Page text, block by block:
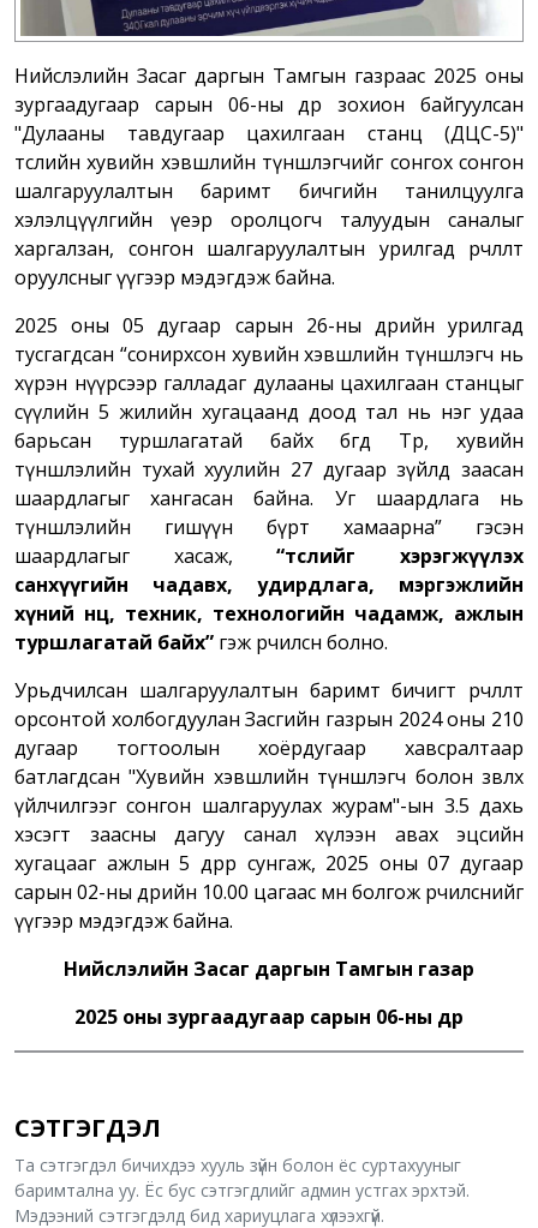
Нийслэлийн Засаг даргын Тамгын газраас 2025 оны
зургаадугаар сарын 06-ны өдөр зохион байгуулсан
"Дулааны тавдугаар цахилгаан станц (ДЦС-5)"
төслийн хувийн хэвшлийн түншлэгчийг сонгох сонгон
шалгаруулалтын баримт бичгийн танилцуулга
хэлэлцүүлгийн үеэр оролцогч талуудын саналыг
харгалзан, сонгон шалгаруулалтын урилгад өөрчлөлт
оруулсныг үүгээр мэдэгдэж байна.
2025 оны 05 дугаар сарын 26-ны өдрийн урилгад
тусгагдсан “сонирхсон хувийн хэвшлийн түншлэгч нь
хүрэн нүүрсээр галладаг дулааны цахилгаан станцыг
сүүлийн 5 жилийн хугацаанд доод тал нь нэг удаа
барьсан туршлагатай байх бөгөөд Төр, хувийн
түншлэлийн тухай хуулийн 27 дугаар зүйлд заасан
шаардлагыг хангасан байна. Уг шаардлага нь
түншлэлийн гишүүн бүрт хамаарна” гэсэн
шаардлагыг хасаж,“төслийг хэрэгжүүлэх
санхүүгийн чадавх, удирдлага, мэргэжлийн
хүний нөөц, техник, технологийн чадамж, ажлын
туршлагатай байх” гэж өөрчилсөн болно.
Урьдчилсан шалгаруулалтын баримт бичигт өөрчлөлт
орсонтой холбогдуулан Засгийн газрын 2024 оны 210
дугаар тогтоолын хоёрдугаар хавсралтаар
батлагдсан "Хувийн хэвшлийн түншлэгч болон зөвлөх
үйлчилгээг сонгон шалгаруулах журам"-ын 3.5 дахь
хэсэгт заасны дагуу санал хүлээн авах эцсийн
хугацааг ажлын 5 өдрөөр сунгаж, 2025 оны 07 дугаар
сарын 02-ны өдрийн 10.00 цагаас өмнө болгож өөрчилснийг
үүгээр мэдэгдэж байна.
Нийслэлийн Засаг даргын Тамгын газар
2025 оны зургаадугаар сарын 06-ны өдөр
СЭТГЭГДЭЛ
Та сэтгэгдэл бичихдээ хууль зүйн болон ёс суртахууныг
баримтална уу. Ёс бус сэтгэгдлийг админ устгах эрхтэй.
Мэдээний сэтгэгдэлд бид хариуцлага хүлээхгүй.